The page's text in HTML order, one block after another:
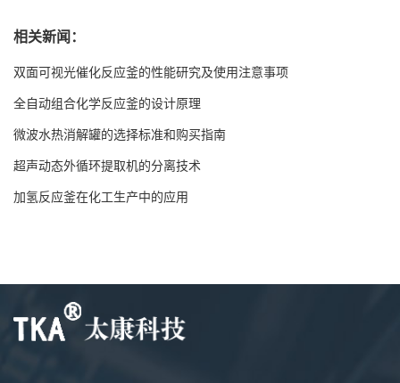
相关新闻：
双面可视光催化反应釜的性能研究及使用注意事项
全自动组合化学反应釜的设计原理
微波水热消解罐的选择标准和购买指南
超声动态外循环提取机的分离技术
加氢反应釜在化工生产中的应用